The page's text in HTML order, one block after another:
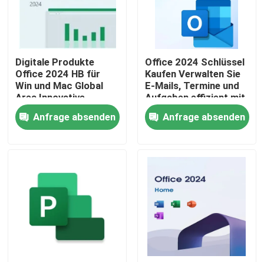
Zu Hause
Videos
Über uns
Digitale Produkte
Office 2024 HB für
Win und Mac Global
Area Innovative
Funktionen zur
Optimierung von
Dokumentenmanagementprozessen
Anfrage absenden
Office 2024 Schlüssel
Kaufen Verwalten Sie
E-Mails, Termine und
Aufgaben effizient mit
nahtloser Integration
über Office-
Anwendungen
Anfrage absenden